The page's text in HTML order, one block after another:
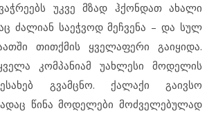
უკვე მზად ჰქონდათ ახალი
ძალიან საეჭვოდ მეჩვენა – და სულ
თითქმის ყველაფერი გაიყიდა.
კომპანიამ უახლესი მოდელის
გვამცნო. ქალაქი გაივსო
წინა მოდელები მოძველებულად